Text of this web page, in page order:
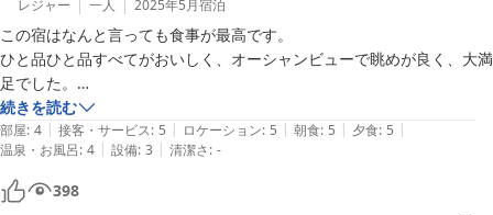
近海唐揚・茶わんむし・〆は雑炊
-----------------------------------------
地魚取扱店☆常陸牛認証店
潮騒の宿丸徳　　薄井
潮騒の宿 丸徳
ひたちなか市は
魚貝類、お肉、野菜、ほしいも、海、花と
たくさんの新鮮なもの
たくさんの自然がある場所です♪
＊たまにではありますが
団体様や学生様とご一緒の時は
賑やかかもしれません。
レジャー 一人 2025年5月宿泊
この宿はなんと言っても食事が最高です。
ひと品ひと品すべてがおいしく、オーシャンビューで眺めが良く、大満
足でした。
あんこう鍋が時期でなく食べられなかったのが残念です。
職員の方はみなさん接客が素晴らしかったです。
ご主人が親切で面白く、観光地への行き方など丁寧に説明してください
ました。
続きを読む
部屋: 4 | 接客・サービス: 5 | ロケーション: 5 | 朝食: 5 | 夕食: 5 |
温泉・お風呂: 4 | 設備: 3 | 清潔さ: -
398